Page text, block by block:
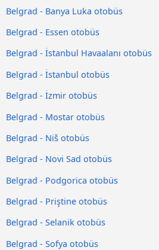
Belgrad - Banya Luka otobüs
Belgrad - Essen otobüs
Belgrad - İstanbul Havaalanı otobüs
Belgrad - İstanbul otobüs
Belgrad - İzmir otobüs
Belgrad - Mostar otobüs
Belgrad - Niš otobüs
Belgrad - Novi Sad otobüs
Belgrad - Podgorica otobüs
Belgrad - Priştine otobüs
Belgrad - Selanik otobüs
Belgrad - Sofya otobüs